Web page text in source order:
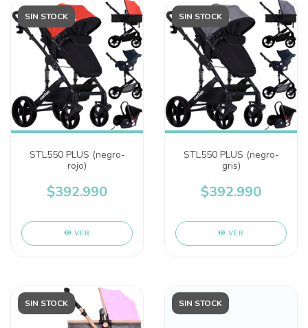
SIN STOCK
STL550 PLUS (negro-
rojo)
$392.990
VER
SIN STOCK
STL550 PLUS (negro-
gris)
$392.990
VER
SIN STOCK SIN STOCK